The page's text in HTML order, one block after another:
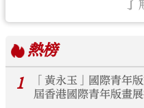
了
熱榜
1
「黃永玉」國際青年
屆香港國際青年版畫